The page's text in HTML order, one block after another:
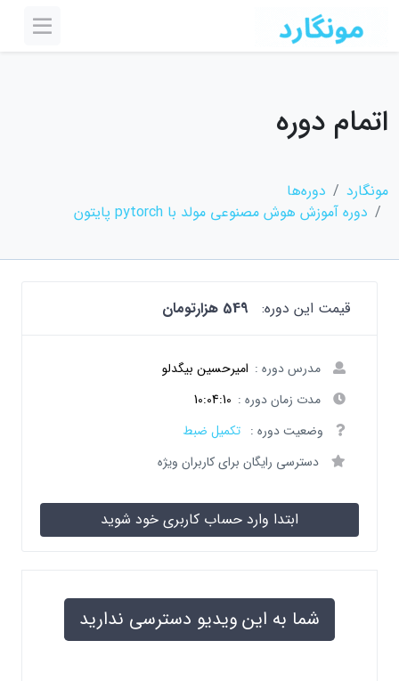
اتمام دوره
مونگارد
دوره‌ها
دوره آموزش هوش مصنوعی مولد با pytorch پایتون
قیمت این دوره: 549 هزارتومان
مدرس دوره : امیرحسین بیگدلو
مدت زمان دوره : 10:04:10
وضعیت دوره : تکمیل ضبط
دسترسی رایگان برای کاربران ویژه
ابتدا وارد حساب کاربری خود شوید
شما به این ویدیو دسترسی ندارید